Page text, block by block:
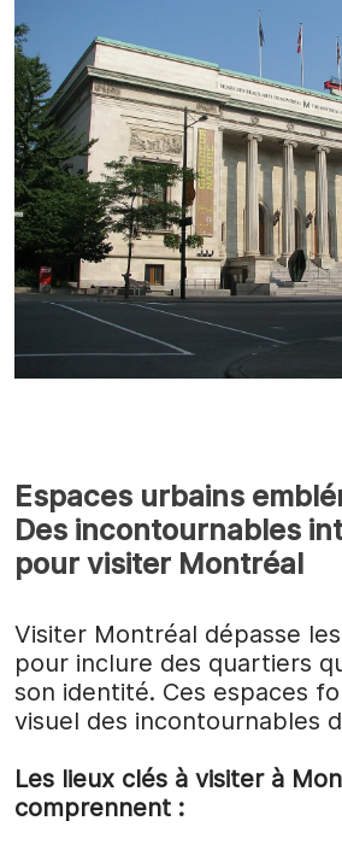
Espaces urbains
Des incontournables
pour visiter Montréal
Visiter Montréal dépasse
pour inclure des quartiers
son identité. Ces espaces
visuel des incontournables
Les lieux clés à visiter à
comprennent :